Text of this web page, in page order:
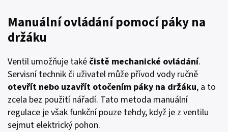
Manuální ovládání pomocí páky na
držáku
Ventil umožňuje také čistě mechanické ovládání.
Servisní technik či uživatel může přívod vody ručně
otevřít nebo uzavřít otočením páky na držáku, a to
zcela bez použití nářadí. Tato metoda manuální
regulace je však funkční pouze tehdy, když je z ventilu
sejmut elektrický pohon.